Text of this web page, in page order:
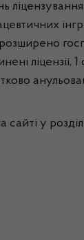
ліцензії, 1
анульовані
у